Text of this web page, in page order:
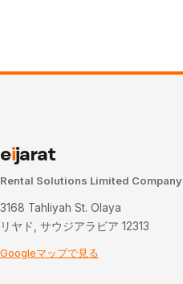
eijarat
Rental Solutions Limited Company
3168 Tahliyah St. Olaya
リヤド, サウジアラビア 12313
Googleマップで見る